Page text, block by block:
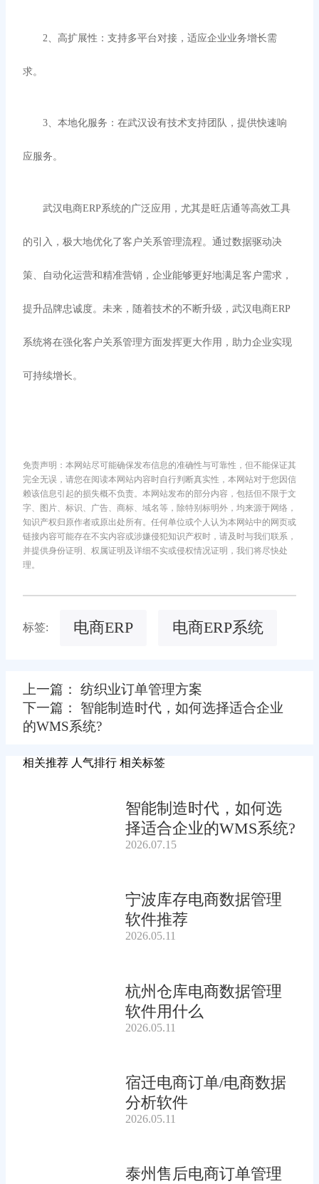
2、 高扩展性：支持多平台对接，适应企业业务增长需
求。
3、 本地化服务：在武汉设有技术支持团队，提供快速响
应服务。
武汉电商ERP系统的广泛应用，尤其是旺店通等高效工具
的引入，极大地优化了客户关系管理流程。通过数据驱动决
策、自动化运营和精准营销，企业能够更好地满足客户需求，
提升品牌忠诚度。未来，随着技术的不断升级，武汉电商ERP
系统将在强化客户关系管理方面发挥更大作用，助力企业实现
可持续增长。
免责声明：本网站尽可能确保发布信息的准确性与可靠性，但不能保证其
完全无误，请您在阅读本网站内容时自行判断真实性，本网站对于您因信
赖该信息引起的损失概不负责。本网站发布的部分内容，包括但不限于文
字、图片、标识、广告、商标、域名等，除特别标明外，均来源于网络，
知识产权归原作者或原出处所有。任何单位或个人认为本网站中的网页或
链接内容可能存在不实内容或涉嫌侵犯知识产权时，请及时与我们联系，
并提供身份证明、权属证明及详细不实或侵权情况证明，我们将尽快处
理。
标签: 电商ERP 电商ERP系统
上一篇： 纺织业订单管理方案
下一篇： 智能制造时代，如何选择适合企业
的WMS系统?
相关推荐 人气排行 相关标签
智能制造时代，如何选
择适合企业的WMS系统?
2026.07.15
宁波库存电商数据管理
软件推荐
2026.05.11
杭州仓库电商数据管理
软件用什么
2026.05.11
宿迁电商订单/电商数据
分析软件
2026.05.11
泰州售后电商订单管理